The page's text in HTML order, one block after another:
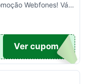
Aproveite para economizar nessa promoção Webfones! Válido em compras de valor acima de R$750!
UPOM
Ver cupom